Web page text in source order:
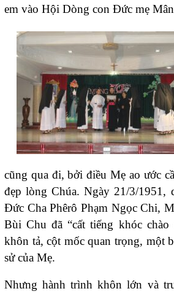
em vào Hội Dòng con Đức mẹ
cũng qua đi, bởi điều Mẹ ao ước
đẹp lòng Chúa. Ngày 21/3/1951,
Đức Cha Phêrô Phạm Ngọc Chi,
Bùi Chu đã “cất tiếng khóc
khôn tả, cột mốc quan trọng, một
sử của Mẹ.
Nhưng hành trình khôn lớn và